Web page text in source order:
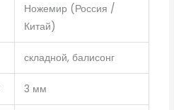
Ножемир (Россия /
Китай)
складной, балисонг
3 мм